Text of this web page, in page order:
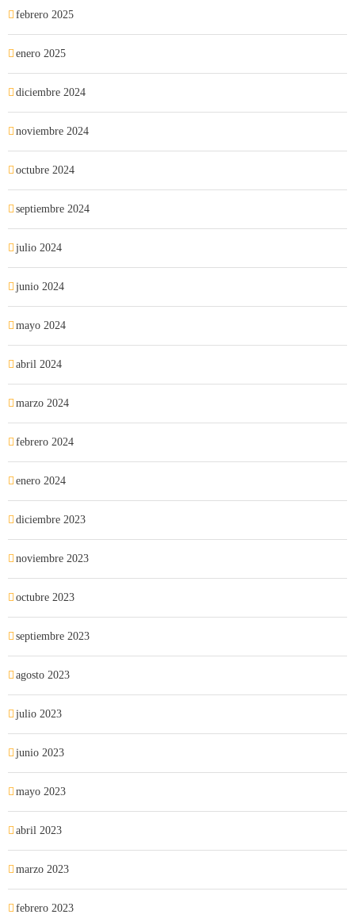
febrero 2025
enero 2025
diciembre 2024
noviembre 2024
octubre 2024
septiembre 2024
julio 2024
junio 2024
mayo 2024
abril 2024
marzo 2024
febrero 2024
enero 2024
diciembre 2023
noviembre 2023
octubre 2023
septiembre 2023
agosto 2023
julio 2023
junio 2023
mayo 2023
abril 2023
marzo 2023
febrero 2023